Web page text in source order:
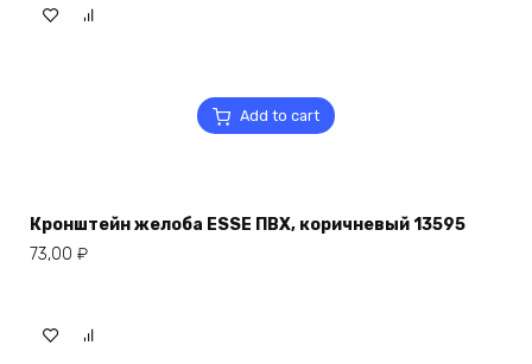
Add to cart
Кронштейн желоба ESSE ПВХ, коричневый 13595
73,00 ₽